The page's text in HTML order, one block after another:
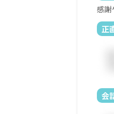
感謝
正
会